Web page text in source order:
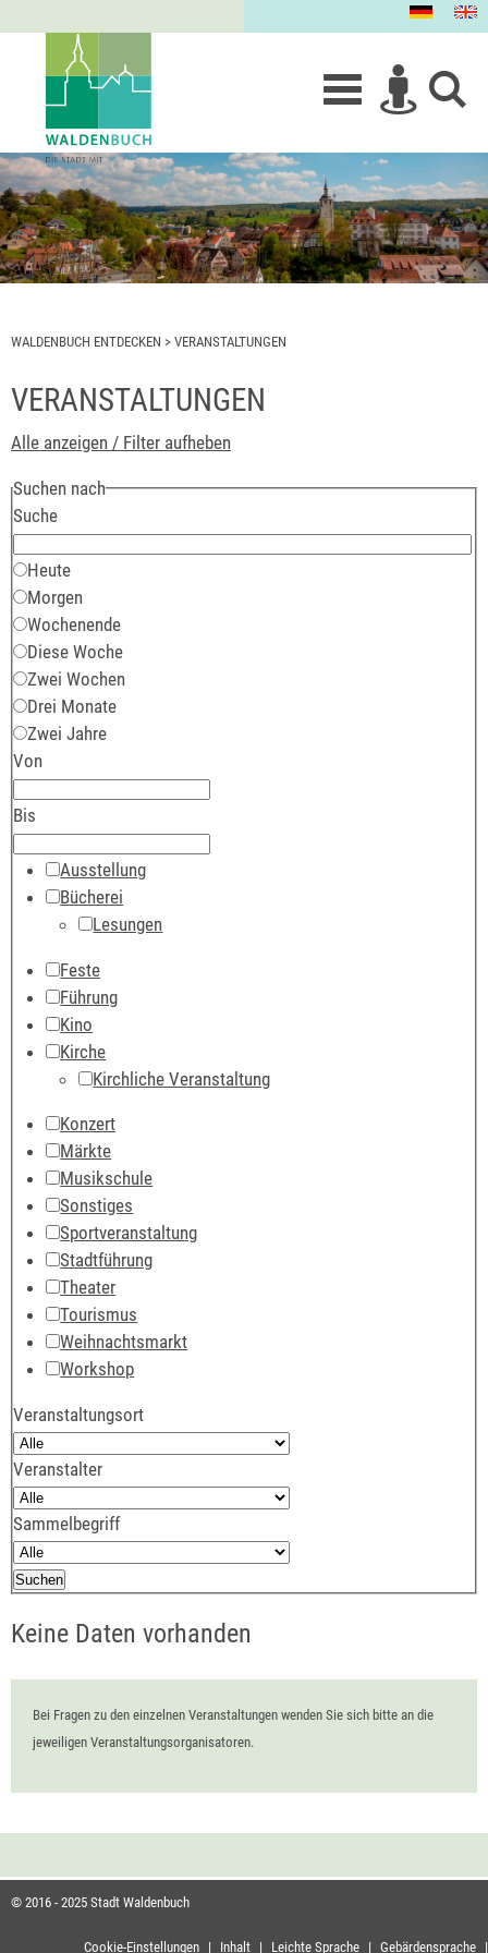
WALDENBUCH ENTDECKEN > VERANSTALTUNGEN
VERANSTALTUNGEN
Alle anzeigen / Filter aufheben
Suchen nach
Suche
Heute
Morgen
Wochenende
Diese Woche
Zwei Wochen
Drei Monate
Zwei Jahre
Von
Bis
Ausstellung
Bücherei
Lesungen
Feste
Führung
Kino
Kirche
Kirchliche Veranstaltung
Konzert
Märkte
Musikschule
Sonstiges
Sportveranstaltung
Stadtführung
Theater
Tourismus
Weihnachtsmarkt
Workshop
Veranstaltungsort
Veranstalter
Sammelbegriff
Keine Daten vorhanden
Bei Fragen zu den einzelnen Veranstaltungen wenden Sie sich bitte an die
jeweiligen Veranstaltungsorganisatoren.
© 2016 - 2025 Stadt Waldenbuch
Cookie-Einstellungen | Inhalt | Leichte Sprache | Gebärdensprache |